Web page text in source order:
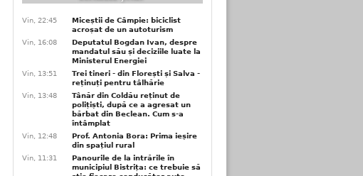
Vin, 22:45
Miceștii de Câmpie: biciclist
acroșat de un autoturism
Vin, 16:08
Deputatul Bogdan Ivan, despre
mandatul său și deciziile luate la
Ministerul Energiei
Vin, 13:51
Trei tineri - din Florești și Salva -
reținuți pentru tâlhărie
Vin, 13:48
Tânăr din Coldău reținut de
polițiști, după ce a agresat un
bărbat din Beclean. Cum s-a
întâmplat
Vin, 12:48
Prof. Antonia Bora: Prima ieșire
din spațiul rural
Vin, 11:31
Panourile de la intrările în
municipiul Bistrița: ce trebuie să